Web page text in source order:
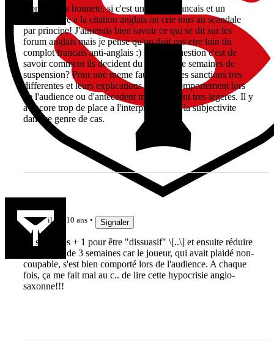
Bon soyons honnete, si c'est un joueur francais et un
commissaire a la citation anglais on crie tous au scandale
par principe! J'aimerais bien savoir ce qui se dit sur les
forum anglais mais je pense qu'on doit pas etre loin du
complot francais anti-anglais :) La vrai question c'est de
savoir comment ils decident du nombre de semaines de
suspension? Pour une meme faute on a des sanctions tres
differentes et leurs explications du bon comportement lors
de l'audience ou d'antecedent me paraissent tres legeres. Il y
a encore trop de place a l'interpretation et la subjectivite
dans ce genre de cas.
il y a 10 ans Signaler
12 semaines + 1 pour être "dissuasif" \[..\] et ensuite réduire
la sanction de 3 semaines car le joueur, qui avait plaidé non-
coupable, s'est bien comporté lors de l'audience. A chaque
fois, ça me fait mal au c.. de lire cette hypocrisie anglo-
saxonne!!!